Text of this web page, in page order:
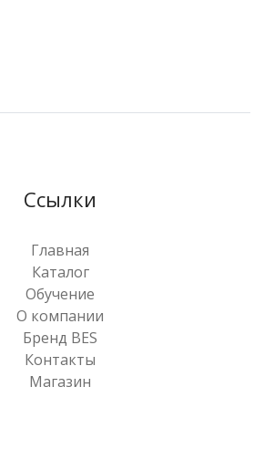
Ссылки
Главная
Каталог
Обучение
О компании
Бренд BES
Контакты
Магазин